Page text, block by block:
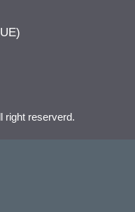
right reserverd.